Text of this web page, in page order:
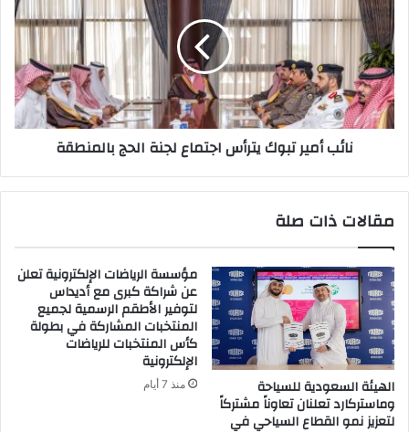
الحرارة
الشديدة
تبوك
يترأس
اجتماع
لجنة
الحج
بالمنطقة
نائب أمير تبوك يترأس اجتماع لجنة الحج بالمنطقة
مقالات ذات صلة
الهيئة السعودية للسياحة
وماستركارد تعلنان تعاوناً مشتركاً
لتعزيز نمو القطاع السياحي في
مؤسسة الرياضات الإلكترونية تعلن
عن شراكة كبرى مع أديداس
لتوفير الأطقم الرسمية لجميع
المنتخبات المشاركة في بطولة
كأس المنتخبات للرياضات
الإلكترونية
منذ 7 أيام